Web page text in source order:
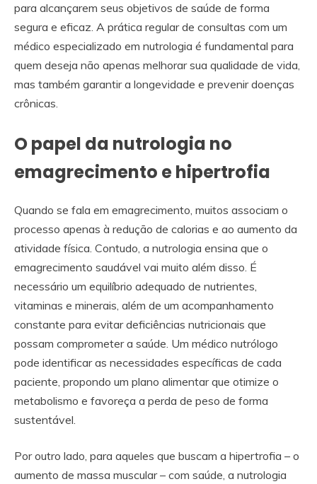
para alcançarem seus objetivos de saúde de forma
segura e eficaz. A prática regular de consultas com um
médico especializado em nutrologia é fundamental para
quem deseja não apenas melhorar sua qualidade de vida,
mas também garantir a longevidade e prevenir doenças
crônicas.
O papel da nutrologia no
emagrecimento e hipertrofia
Quando se fala em emagrecimento, muitos associam o
processo apenas à redução de calorias e ao aumento da
atividade física. Contudo, a nutrologia ensina que o
emagrecimento saudável vai muito além disso. É
necessário um equilíbrio adequado de nutrientes,
vitaminas e minerais, além de um acompanhamento
constante para evitar deficiências nutricionais que
possam comprometer a saúde. Um médico nutrólogo
pode identificar as necessidades específicas de cada
paciente, propondo um plano alimentar que otimize o
metabolismo e favoreça a perda de peso de forma
sustentável.
Por outro lado, para aqueles que buscam a hipertrofia – o
aumento de massa muscular – com saúde, a nutrologia